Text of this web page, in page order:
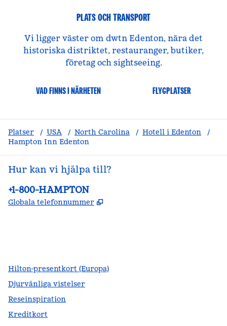
PLATS OCH TRANSPORT
Vi ligger väster om dwtn Edenton, nära det
historiska distriktet, restauranger, butiker,
företag och sightseeing.
VAD FINNS I NÄRHETEN FLYGPLATSER
Platser / USA / North Carolina / Hotell i Edenton
/
Hampton Inn Edenton
Hur kan vi hjälpa till?
Telefon:
+1-800-HAMPTON
Globala telefonnummer ,
Hilton-presentkort (Europa)
Djurvänliga vistelser
Reseinspiration
Kreditkort